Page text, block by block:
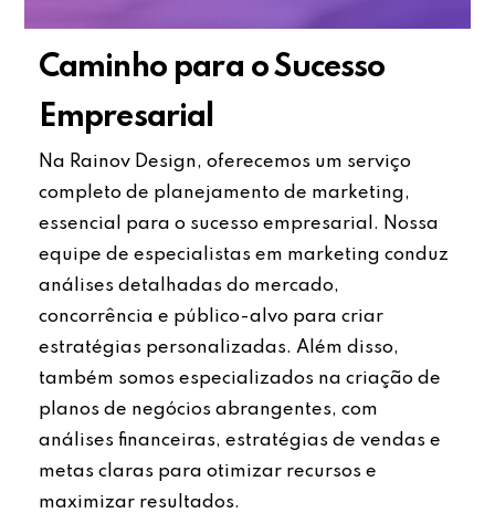
Caminho para o Sucesso
Empresarial
Na Rainov Design, oferecemos um serviço
completo de planejamento de marketing,
essencial para o sucesso empresarial. Nossa
equipe de especialistas em marketing conduz
análises detalhadas do mercado,
concorrência e público-alvo para criar
estratégias personalizadas. Além disso,
também somos especializados na criação de
planos de negócios abrangentes, com
análises financeiras, estratégias de vendas e
metas claras para otimizar recursos e
maximizar resultados.